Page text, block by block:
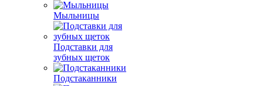
Мыльницы
Подставки для
зубных щеток
Подстаканники